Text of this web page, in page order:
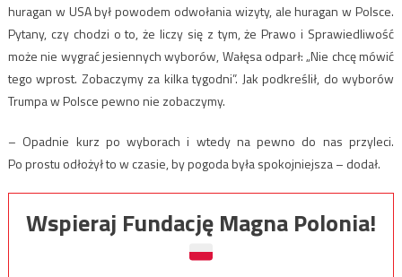
huragan w USA był powodem odwołania wizyty, ale huragan w Polsce.
Pytany, czy chodzi o to, że liczy się z tym, że Prawo i Sprawiedliwość
może nie wygrać jesiennych wyborów, Wałęsa odparł: „Nie chcę mówić
tego wprost. Zobaczymy za kilka tygodni”. Jak podkreślił, do wyborów
Trumpa w Polsce pewno nie zobaczymy.
– Opadnie kurz po wyborach i wtedy na pewno do nas przyleci.
Po prostu odłożył to w czasie, by pogoda była spokojniejsza – dodał.
Wspieraj Fundację Magna Polonia!